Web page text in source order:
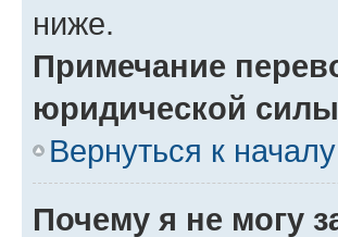
ниже.
Примечание
юридической
Вернуться к началу
Почему я не могу